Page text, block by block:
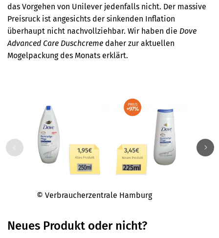
das Vorgehen von Unilever jedenfalls nicht. Der massive
Preisruck ist angesichts der sinkenden Inflation
überhaupt nicht nachvollziehbar. Wir haben die Dove
Advanced Care Duschcreme daher zur aktuellen
Mogelpackung des Monats erklärt.
© Verbraucherzentrale Hamburg
Neues Produkt oder nicht?